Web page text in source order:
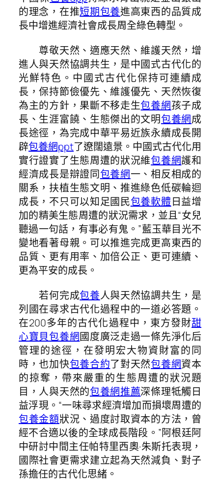
的理念，在推短期包養進高東西的品質成
長中增進經濟社會成長周全綠色轉型。
尊敬天然、適應天然、維護天然，增
進人與天然協調共生，是中國式古代化的
光鮮特色。中國式古代化保持可連續成
長，保持節儉優先、維護優先、天然恢復
為主的方針，果斷不移走生包養網孩子成
長、生涯富饒、生態傑出的文明包養網成
長途徑，為完成中華平易近族永續成長開
辟包養網ppt了遼闊遠景。中國式古代化用
實行證實了生態周遭的狀況維包養網護和
經濟成長是辯證同包養網一、相反相成的
關系，扶植生態文明、推進綠色低碳輪迴
成長，不只可以知足國民包養軟體日益增
加的精美生態周遭的狀況需求，並且“女兒
聽過一句話，有事必有鬼。”藍玉華目光不
變地看著母親。可以推進完成更高東西的
品質、更有用率、加倍公正、更可連續、
更為平安的成長。
若何完成包養人與天然協調共生，是
列國在尋求古代化過程中的一道必答題。
在200多年的古代化過程中，東方發財甜
心寶貝包養網國度廣泛走過一條先淨化后
管理的途徑，在發明宏大物資財富的同
時，也加快包養合約了對天然包養網資本
的掠奪，帶來嚴重的生態周遭的狀況題
目，人與天然的包養網推薦深條理牴觸日
益浮現。“一味尋求經濟增加而損壞周遭的
包養金額狀況、過度討取資本的方法，曾
經不合適以後的全球成長階段。”阿根廷阿
中研討中間主任帕特里西奧·朱斯托表現，
國際社會更需求建立起為天然減負、對子
孫擔任的古代化思緒。